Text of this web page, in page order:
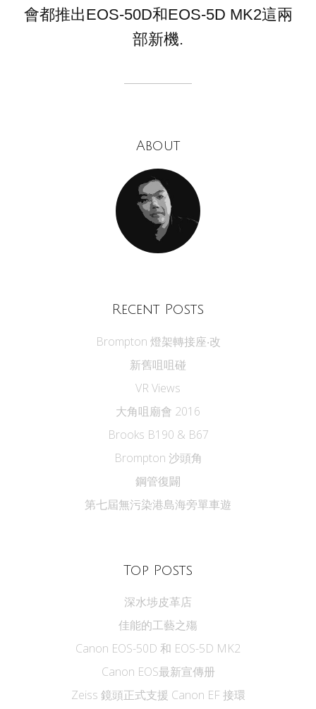
會都推出EOS-50D和EOS-5D MK2這兩
部新機.
About
Recent Posts
Brompton 燈架轉接座‧改
新舊咀咀碰
VR Views
大角咀廟會 2016
Brooks B190 & B67
Brompton 沙頭角
鋼管復闢
第七屆無污染港島海旁單車遊
Top Posts
深水埗皮革店
佳能的工藝之殤
Canon EOS-50D 和 EOS-5D MK2
Canon EOS最新宣傳册
Zeiss 鏡頭正式支援 Canon EF 接環